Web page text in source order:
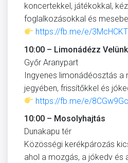
koncertekkel, játékokkal,
foglalkozásokkal és
https://fb.me/e/
10:00 – Limonádézz
Győr Aranypart
Ingyenes limonádéosztás a
jegyében, frissítőkkel és
https://fb.me/e/
10:00 – Mosolyhajtás
Dunakapu tér
Közösségi kerékpározás
ahol a mozgás, a jókedv és